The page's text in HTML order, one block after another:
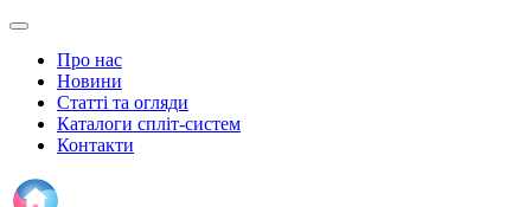
Про нас
Новини
Статті та огляди
Каталоги спліт-систем
Контакти